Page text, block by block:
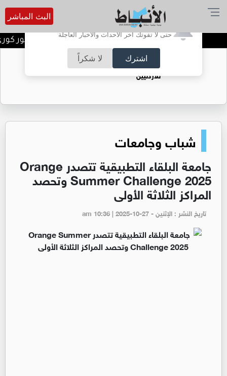
أترغب في تفعيل الإشعارات؟
حتى لا تفوتك آخر الأحداث والأخبار العاجلة
اشترك لا شكراً
البث المباشر
أسرة الأنباط تهنئ الزميلة نور كوري
حقل الريشة حين يتحول الغاز إلى فرص عمل
للأردنيين
شباب وجامعات
جامعة البلقاء التطبيقية تتصدر Orange
Summer Challenge 2025 وتحصد
المراكز الثلاثة الأولى
تاريخ النشر : الإثنين - am 10:36 | 2025-10-27